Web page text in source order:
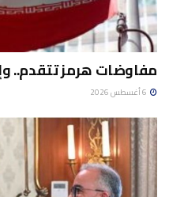
مفاوضات هرمز تتقدم..